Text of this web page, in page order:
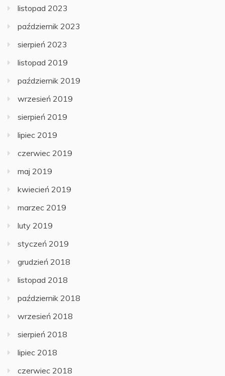
listopad 2023
październik 2023
sierpień 2023
listopad 2019
październik 2019
wrzesień 2019
sierpień 2019
lipiec 2019
czerwiec 2019
maj 2019
kwiecień 2019
marzec 2019
luty 2019
styczeń 2019
grudzień 2018
listopad 2018
październik 2018
wrzesień 2018
sierpień 2018
lipiec 2018
czerwiec 2018